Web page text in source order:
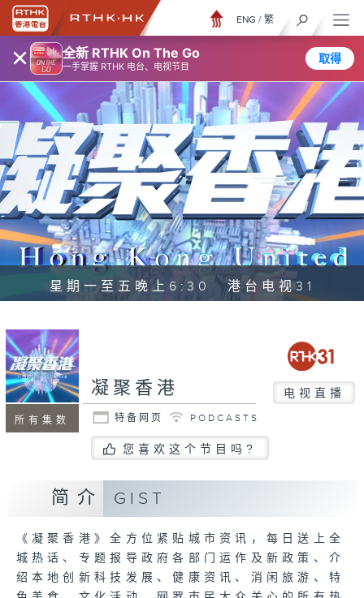
× 全新 RTHK On The Go
一手掌握 RTHK 电台、电视节目
取得
ENG / 繁
星期一至五晚上6:30 港台电视31
所有集数
凝聚香港 电视直播
特备网页 PODCASTS
您喜欢这个节目吗?
简介 GIST
《凝聚香港》全方位紧贴城市资讯，每日送上全
城热话、专题报导政府各部门运作及新政策、介
绍本地创新科技发展、健康资讯、消闲旅游、特